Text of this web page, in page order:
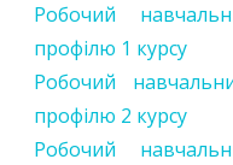
Робочий
профілю 1 курсу
Робочий
профілю 2 курсу
Робочий